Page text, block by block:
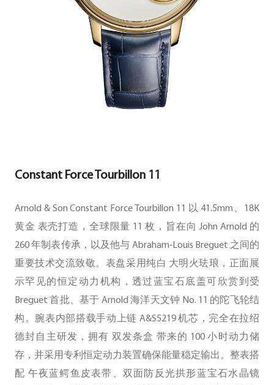
Constant Force Tourbillon 11
Arnold & Son Constant Force Tourbillon 11 以 41.5mm、18K
黄金 表壳打造，全球限量 11 枚，旨在向 John Arnold 的
260 年制表传承，以及他与 Abraham‑Louis Breguet 之间的
重要技术交流致敬。表盘采用纯白 大明火珐琅，正面展
示罕见的恒定动力机构，透过蓝宝石底盖可欣赏到受
Breguet 首批、基于 Arnold 海洋天文钟 No. 11 的陀飞轮结
构。腕表内部搭载手动上链 A&S5219 机芯，完全在拉绍
德封自主研发，拥有 双发条盒 带来的 100 小时动力储
存，并采用专利恒定动力装置确保能量稳定输出。整表搭
配 午夜蓝鳄鱼皮表带、双面防反光拱形蓝宝石水晶镜